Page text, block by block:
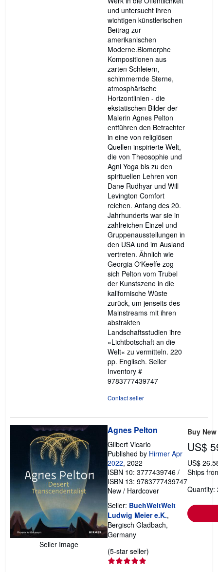
und untersucht ihren
wichtigen künstlerischen
Beitrag zur
amerikanischen
Moderne.Biomorphe
Kompositionen aus
zarten Schleiern,
schimmernde Sterne,
atmosphärische
Horizontlinien - die
ekstatischen Bilder der
Malerin Agnes Pelton
entführen den Betrachter
in eine von religiösen
Quellen inspirierte Welt,
die von Theosophie und
Agni Yoga bis zu den
spirituellen Lehren von
Dane Rudhyar und Will
Levington Comfort
reichen. Anfang des 20.
Jahrhunderts war sie in
zahlreichen Einzel und
Gruppenausstellungen in
den USA und im Ausland
vertreten. Ähnlich wie
Georgia O'Keeffe zog
sich Pelton vom Trubel
der Kunstszene in die
kalifornische Wüste
zurück, um jenseits des
Mainstreams mit ihren
abstrakten
Landschaftsstudien ihre
»Lichtbotschaft an die
Welt« zu vermitteln. 220
pp. Englisch. Seller
Inventory #
9783777439747
Contact seller
Seller Image
Agnes Pelton
Gilbert Vicario
Published by Hirmer Apr
2022, 2022
ISBN 10: 3777439746 /
ISBN 13: 9783777439747
New / Hardcover
Seller: BuchWeltWeit
Ludwig Meier e.K.,
Bergisch Gladbach,
Germany
(5-star seller)
Buy New
US$
US$
Ships
Quantity: